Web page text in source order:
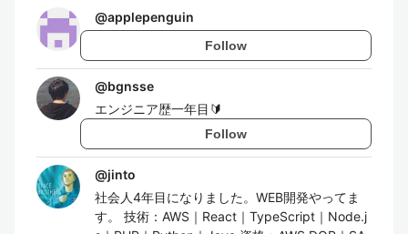
@applepenguin
Follow
@bgnsse
エンジニア歴一年目🔰
Follow
@jinto
社会人4年目になりました。WEB開発やってま
す。 技術：AWS｜React｜TypeScript｜Node.j